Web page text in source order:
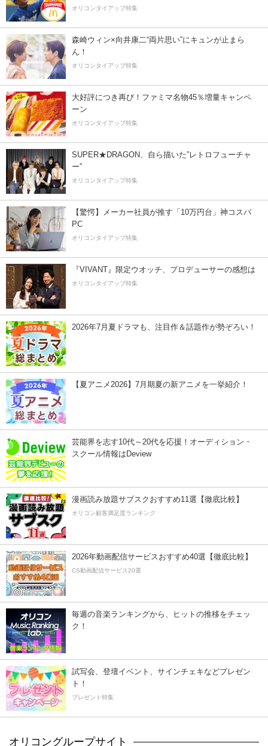
オリコンタイアップ特集
森崎ウィン×向井康二“両片思い”にキュンが止まら
ん！
オリコンタイアップ特集
大好評につき再び！ファミマ名物45％増量キャンペ
ーン
オリコンタイアップ特集
SUPER★DRAGON、自ら描いた”レトロフューチャ
ー”
オリコンタイアップ特集
【驚愕】メーカー社員が推す「10万円台」神コスパ
PC
オリコンタイアップ特集
『VIVANT』限定ウオッチ、プロデューサーの感想は
オリコンタイアップ特集
2026年7月夏ドラマも、注目作＆話題作が勢ぞろい！
【夏アニメ2026】7月期夏の新アニメを一挙紹介！
芸能界を志す10代～20代を応援！オーディション・
スクール情報はDeview
漫画読み放題サブスクおすすめ11選【徹底比較】
オリコン顧客満足度ランキング
2026年動画配信サービスおすすめ40選【徹底比較】
CS動画配信サービス20選
毎週の音楽ランキングから、ヒットの推移をチェッ
ク！
試写会、登壇イベント、サインチェキなどプレゼン
ト！
プレゼント特集
オリコングループサイト